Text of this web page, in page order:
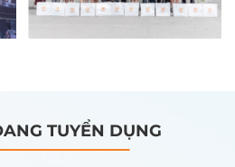
TUYỂN DỤNG